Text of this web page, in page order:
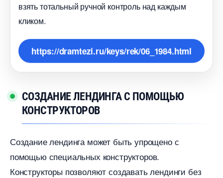
зять тотальный ручной контроль над каждым
кликом.
https://dramtezi.ru/keys/rek/06_1984.html
СОЗДАНИЕ ЛЕНДИНГА С ПОМОЩЬЮ
КОНСТРУКТОРО
Создание лендинга может быть упрощено с
помощью специальных конструкторов.
Конструкторы позволяют создавать лендинги без